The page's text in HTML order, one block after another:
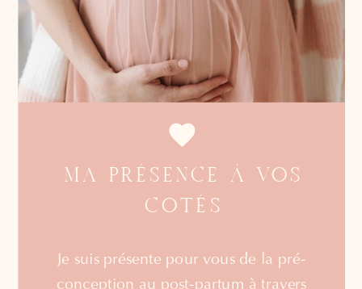
Je suis présente pour vous de la pré-
conception au post-partum à travers
MA PRÉSENCE À VOS
COTÉS